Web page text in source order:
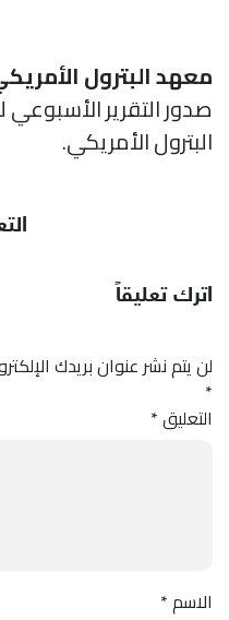
معهد البترول
صدور التقرير
البترول الأمريكي.
اترك تعليقاً
لن يتم نشر عنوان بريدك
*
التعليق*
الاسم*